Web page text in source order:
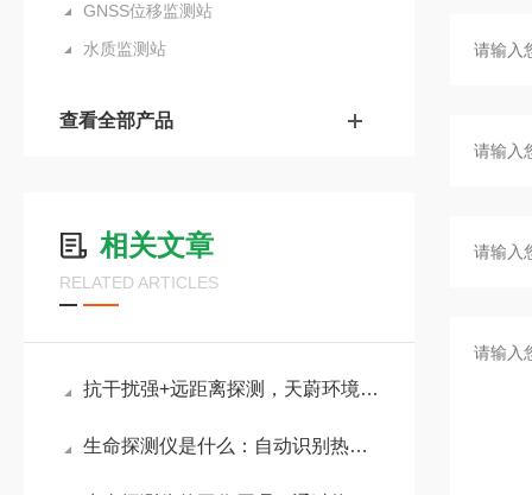
GNSS位移监测站
水质监测站
查看全部产品
相关文章
RELATED ARTICLES
抗干扰强+远距离探测，天蔚环境雷达生命探测仪适配复杂救援环境
生命探测仪是什么：自动识别热源类型，提升复杂环境下的探测精度